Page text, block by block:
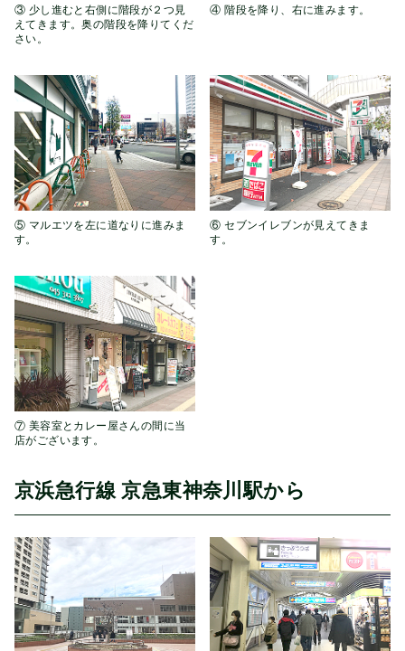
③ 少し進むと右側に階段が２つ見
えてきます。奥の階段を降りてくだ
さい。
④ 階段を降り、右に進みます。
⑤ マルエツを左に道なりに進みま
す。
⑥ セブンイレブンが見えてきま
す。
⑦ 美容室とカレー屋さんの間に当
店がございます。
京浜急行線 京急東神奈川駅から